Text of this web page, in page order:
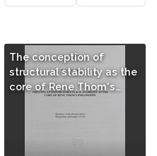
The conception of
structural stability as the
core of Rene Thom's…